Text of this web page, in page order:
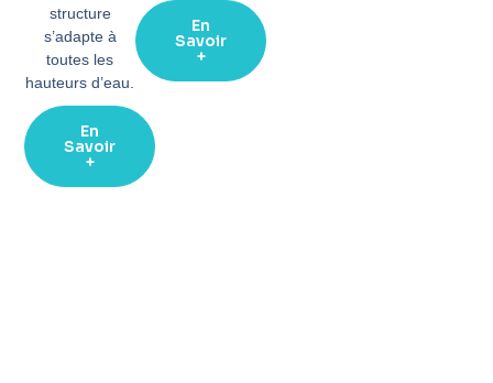
structure
s’adapte à
toutes les
hauteurs d’eau.
En
Savoir
+
En
Savoir
+